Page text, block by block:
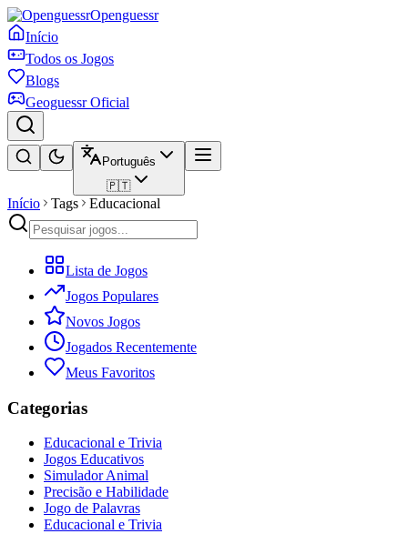
Openguessr
Início
Todos os Jogos
Blogs
Geoguessr Oficial
Português
🇵🇹
Início Tags Educacional
Lista de Jogos
Jogos Populares
Novos Jogos
Jogados Recentemente
Meus Favoritos
Categorias
Educacional e Trivia
Jogos Educativos
Simulador Animal
Precisão e Habilidade
Jogo de Palavras
Educacional e Trivia